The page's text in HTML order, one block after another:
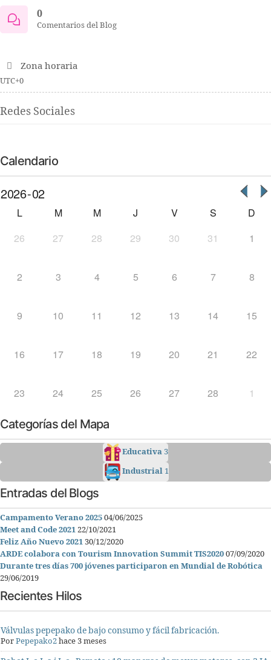
0
Comentarios del Blog
Zona horaria
UTC+0
Redes Sociales
Calendario
L M M J V S
D
26
27 28 29 30 31 1
2 3 4 5 6 7 8
9 10 11 12 13 14 15
16 17 18 19 20 21 22
23 24 25 26 27 28 1
Categorías del Mapa
Educativa3
Industrial 1
Entradas del Blogs
Campamento Verano 202504/06/2025
Meet and Code 202122/10/2021
Feliz Año Nuevo 202130/12/2020
ARDE colabora con Tourism Innovation Summit TIS202007/09/2020
Durante tres días 700 jóvenes participaron en Mundial de Robótica
29/06/2019
Recientes Hilos
Válvulas pepepako de bajo consumo y fácil fabricación.
PorPepepako2hace 3 meses